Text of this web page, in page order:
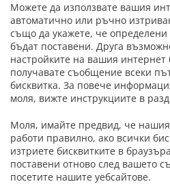
Можете да използвате вашия
автоматично или ръчно
също да укажете, че определени
бъдат поставени. Друга
настройките на вашия интернет
получавате съобщение всеки
бисквитка. За повече
моля, вижте инструкциите в
Моля, имайте предвид, че
работи правилно, ако всички
изтриете бисквитките в
поставени отново след вашето
посетите нашите уебсайтове.